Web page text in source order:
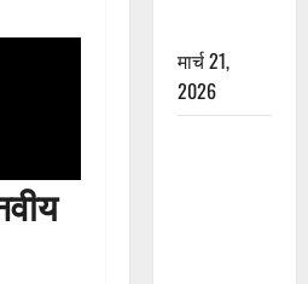
मार्च 21,
2026